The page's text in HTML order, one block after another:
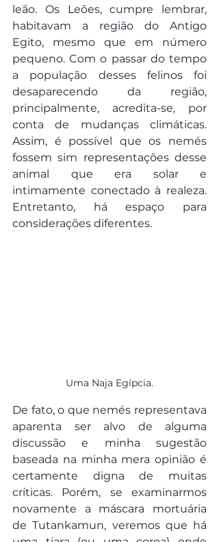
leão. Os Leões, cumpre lembrar,
habitavam a região do Antigo
Egito, mesmo que em número
pequeno. Com o passar do tempo
a população desses felinos foi
desaparecendo da região,
principalmente, acredita-se, por
conta de mudanças climáticas.
Assim, é possível que os nemés
fossem sim representações desse
animal que era solar e
intimamente conectado à realeza.
Entretanto, há espaço para
considerações diferentes.
Uma Naja Egípcia.
De fato, o que nemés representava
aparenta ser alvo de alguma
discussão e minha sugestão
baseada na minha mera opinião é
certamente digna de muitas
críticas. Porém, se examinarmos
novamente a máscara mortuária
de Tutankamun, veremos que há